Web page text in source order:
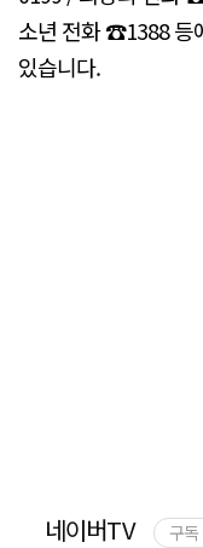
소년 전화 ☎1388 등
있습니다.
네이버TV 구독